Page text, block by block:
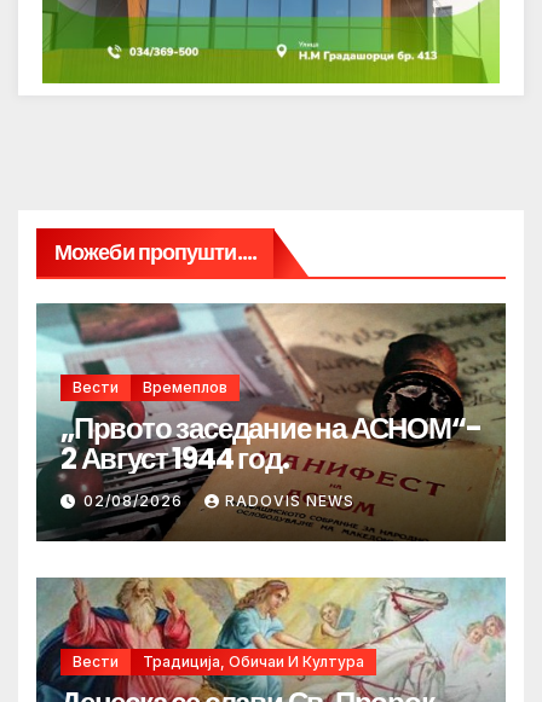
Можеби пропушти....
Вести Времеплов
„Првото заседание на АСНОМ“-
2 Август 1944 год.
02/08/2026 RADOVIS NEWS
Вести Традиција, Обичаи И Култура